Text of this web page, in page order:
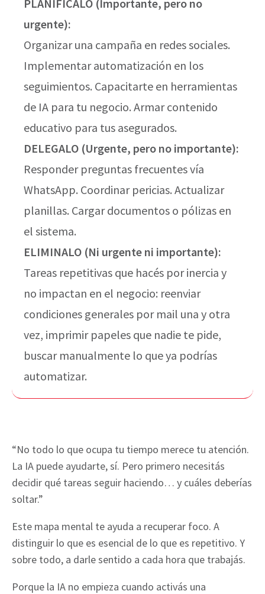
PLANIFICALO (Importante, pero no
urgente):
Organizar una campaña en redes sociales.
Implementar automatización en los
seguimientos. Capacitarte en herramientas
de IA para tu negocio. Armar contenido
educativo para tus asegurados.
DELEGALO (Urgente, pero no importante):
Responder preguntas frecuentes vía
WhatsApp. Coordinar pericias. Actualizar
planillas. Cargar documentos o pólizas en
el sistema.
ELIMINALO (Ni urgente ni importante):
Tareas repetitivas que hacés por inercia y
no impactan en el negocio: reenviar
condiciones generales por mail una y otra
vez, imprimir papeles que nadie te pide,
buscar manualmente lo que ya podrías
automatizar.
“No todo lo que ocupa tu tiempo merece tu atención.
La IA puede ayudarte, sí. Pero primero necesitás
decidir qué tareas seguir haciendo… y cuáles deberías
soltar.”
Este mapa mental te ayuda a recuperar foco. A
distinguir lo que es esencial de lo que es repetitivo. Y
sobre todo, a darle sentido a cada hora que trabajás.
Porque la IA no empieza cuando activás una